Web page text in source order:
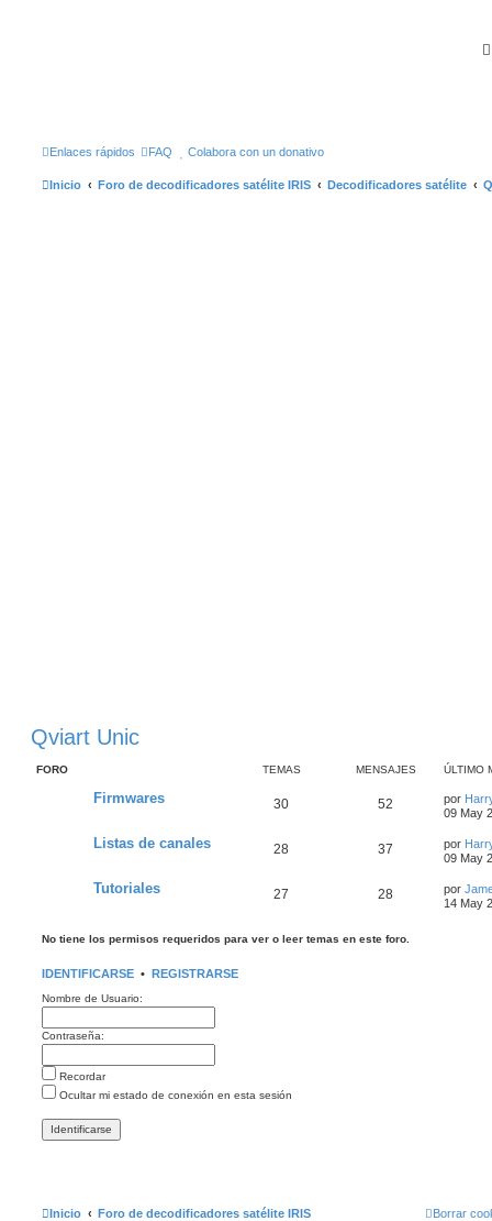
Enlaces rápidos FAQ Colabora con un donativo
Inicio Foro de decodificadores satélite IRIS Decodificadores satélite
Qviart Unic
FORO TEMAS MENSAJES ÚLTIMO
Firmwares 30 52 por
09 May
Listas de canales 28 37 por
09 May
Tutoriales 27 28 por
14 May
No tiene los permisos requeridos para ver o leer temas en este foro.
IDENTIFICARSE • REGISTRARSE
Nombre de Usuario:
Contraseña:
Recordar
Ocultar mi estado de conexión en esta sesión
Inicio Foro de decodificadores satélite IRIS Borrar